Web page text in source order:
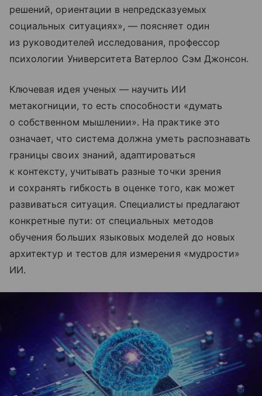
решений, ориентации в непредсказуемых
социальных ситуациях», — поясняет один
из руководителей исследования, профессор
психологии Университета Ватерлоо Сэм Джонсон.
Ключевая идея ученых — научить ИИ
метакогниции, то есть способности «думать
о собственном мышлении». На практике это
означает, что система должна уметь распознавать
границы своих знаний, адаптироваться
к контексту, учитывать разные точки зрения
и сохранять гибкость в оценке того, как может
развиваться ситуация. Специалисты предлагают
конкретные пути: от специальных методов
обучения больших языковых моделей до новых
архитектур и тестов для измерения «мудрости»
ИИ.